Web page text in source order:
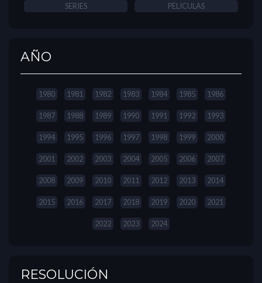
SERIES PELICULAS
AÑO
1980 1981 1982 1983 1984 1985 1986
1987 1988 1989 1990 1991 1992 1993
1994 1995 1996 1997 1998 1999 2000
2001 2002 2003 2004 2005 2006 2007
2008 2009 2010 2011 2012 2013 2014
2015 2016 2017 2018 2019 2020 2021
2022 2023 2024
RESOLUCIÓN